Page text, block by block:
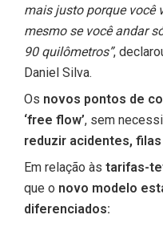
mais justo porque você
mesmo se você andar
90 quilômetros”,
Daniel Silva.
Os novos pontos de
‘free flow’, sem
reduzir acidentes,
Em relação às tarifas-
que o novo modelo
diferenciados: